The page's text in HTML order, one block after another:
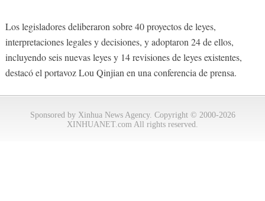
Los legisladores deliberaron sobre 40 proyectos de leyes,
interpretaciones legales y decisiones, y adoptaron 24 de ellos,
incluyendo seis nuevas leyes y 14 revisiones de leyes existentes,
destacó el portavoz Lou Qinjian en una conferencia de prensa.
Sponsored by Xinhua News Agency. Copyright © 2000-2026
XINHUANET.com All rights reserved.